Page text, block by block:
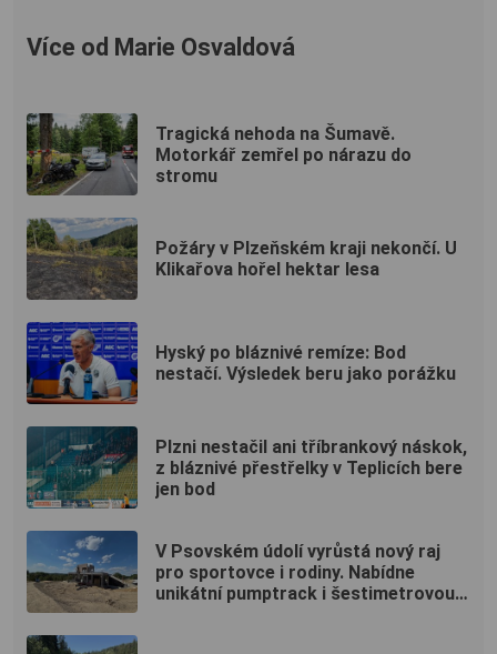
Více od Marie Osvaldová
Tragická nehoda na Šumavě.
Motorkář zemřel po nárazu do
stromu
Požáry v Plzeňském kraji nekončí. U
Klikařova hořel hektar lesa
Hyský po bláznivé remíze: Bod
nestačí. Výsledek beru jako porážku
Plzni nestačil ani tříbrankový náskok,
z bláznivé přestřelky v Teplicích bere
jen bod
V Psovském údolí vyrůstá nový raj
pro sportovce i rodiny. Nabídne
unikátní pumptrack i šestimetrovou